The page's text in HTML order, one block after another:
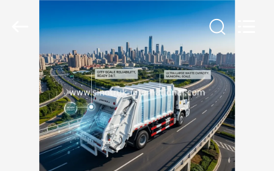
MAISON
PRODUITS